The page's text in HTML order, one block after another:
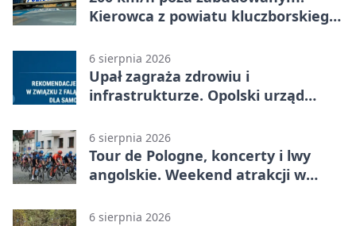
Kierowca z powiatu kluczborskiego
6 sierpnia 2026
Upał zagraża zdrowiu i
infrastrukturze. Opolski urząd
6 sierpnia 2026
Tour de Pologne, koncerty i lwy
angolskie. Weekend atrakcji w
6 sierpnia 2026